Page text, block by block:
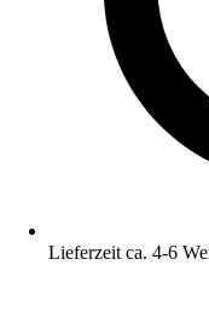
Lieferzeit ca. 4-6